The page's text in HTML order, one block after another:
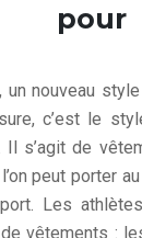
un nouveau
c’est le
s’agit de
peut porter
Les
vêtements :